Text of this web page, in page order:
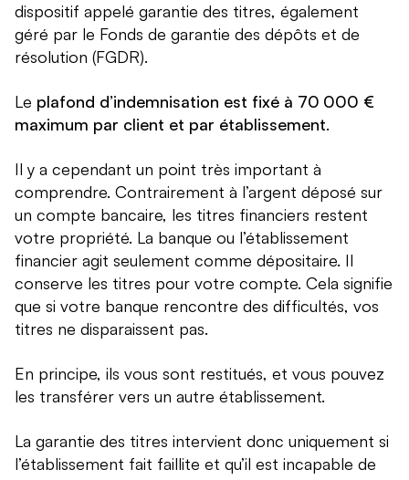
dispositif appelé garantie des titres, également
géré par le Fonds de garantie des dépôts et de
résolution (FGDR).
Le plafond d’indemnisation est fixé à 70 000 €
maximum par client et par établissement.
Il y a cependant un point très important à
comprendre. Contrairement à l’argent déposé sur
un compte bancaire, les titres financiers restent
votre propriété. La banque ou l’établissement
financier agit seulement comme dépositaire. Il
conserve les titres pour votre compte. Cela signifie
que si votre banque rencontre des difficultés, vos
titres ne disparaissent pas.
En principe, ils vous sont restitués, et vous pouvez
les transférer vers un autre établissement.
La garantie des titres intervient donc uniquement si
l’établissement fait faillite et qu’il est incapable de